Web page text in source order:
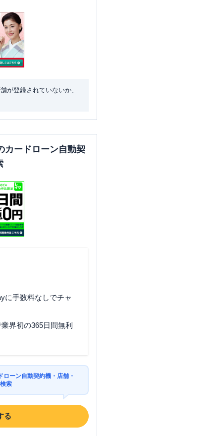
が登録されていないか、
カードローン自動契
に手数料なしでチャ
界初の365日間無利
ーン自動契約機・店舗・
索
る